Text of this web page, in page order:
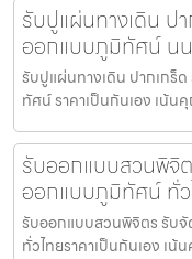
รับปูแผ่นทางเดิน ป
ออกแบบภูมิทัศน์ น
รับปูแผ่นทางเดิน ปากเก
ทัศน์ ราคาเป็นกันเอง เน้
รับออกแบบสวนพิจิ
ออกแบบภูมิทัศน์ ทั่ว
รับออกแบบสวนพิจิตร รับ
ทั่วไทยราคาเป็นกันเอง เ